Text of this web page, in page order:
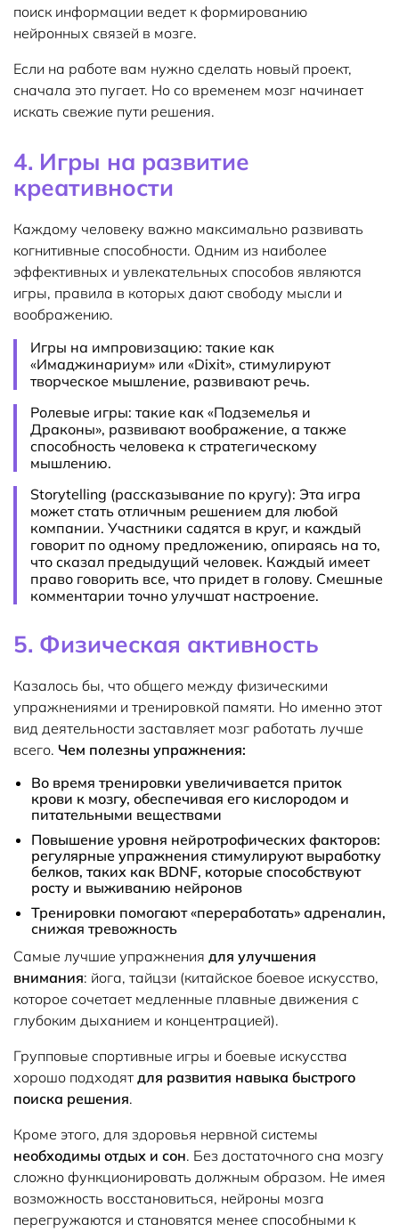
поиск информации ведет к формированию
нейронных связей в мозге.
Если на работе вам нужно сделать новый проект,
сначала это пугает. Но со временем мозг начинает
искать свежие пути решения.
4. Игры на развитие
креативности
Каждому человеку важно максимально развивать
когнитивные способности. Одним из наиболее
эффективных и увлекательных способов являются
игры, правила в которых дают свободу мысли и
воображению.
Игры на импровизацию: такие как
«Имаджинариум» или «Dixit», стимулируют
творческое мышление, развивают речь.
Ролевые игры: такие как «Подземелья и
Драконы», развивают воображение, а также
способность человека к стратегическому
мышлению.
Storytelling (рассказывание по кругу): Эта игра
может стать отличным решением для любой
компании. Участники садятся в круг, и каждый
говорит по одному предложению, опираясь на то,
что сказал предыдущий человек. Каждый имеет
право говорить все, что придет в голову. Смешные
комментарии точно улучшат настроение.
5. Физическая активность
Казалось бы, что общего между физическими
упражнениями и тренировкой памяти. Но именно этот
вид деятельности заставляет мозг работать лучше
всего. Чем полезны упражнения:
Во время тренировки увеличивается приток
крови к мозгу, обеспечивая его кислородом и
питательными веществами
Повышение уровня нейротрофических факторов:
регулярные упражнения стимулируют выработку
белков, таких как BDNF, которые способствуют
росту и выживанию нейронов
Тренировки помогают «переработать» адреналин,
снижая тревожность
Самые лучшие упражнения для улучшения
внимания: йога, тайцзи (китайское боевое искусство,
которое сочетает медленные плавные движения с
глубоким дыханием и концентрацией).
Групповые спортивные игры и боевые искусства
хорошо подходят для развития навыка быстрого
поиска решения.
Кроме этого, для здоровья нервной системы
необходимы отдых и сон. Без достаточного сна мозгу
сложно функционировать должным образом. Не имея
возможность восстановиться, нейроны мозга
перегружаются и становятся менее способными к